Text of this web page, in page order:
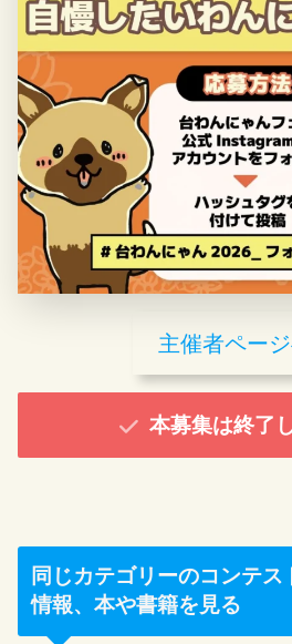
主催者ペー
本募集は終了
同じカテゴリーのコンテ
情報、本や書籍を見る